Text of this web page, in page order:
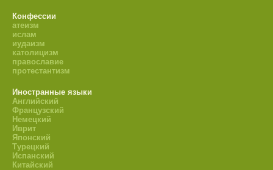
Конфессии
атеизм
ислам
иудаизм
католицизм
православие
протестантизм
Иностранные языки
Английский
Французский
Немецкий
Иврит
Японский
Турецкий
Испанский
Китайский